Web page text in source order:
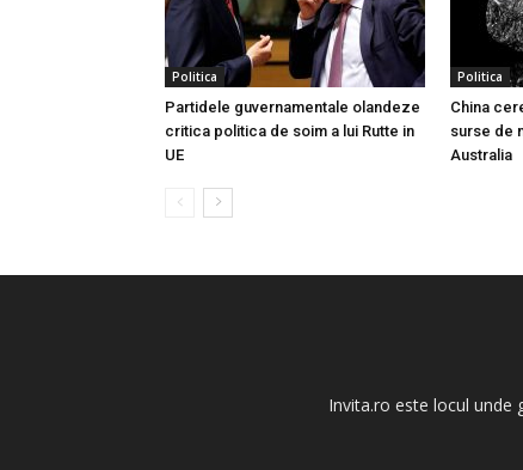
Politica
Partidele guvernamentale olandeze
critica politica de soim a lui Rutte in
UE
Politica
China
surse de
Australia
Invita.ro este locul unde